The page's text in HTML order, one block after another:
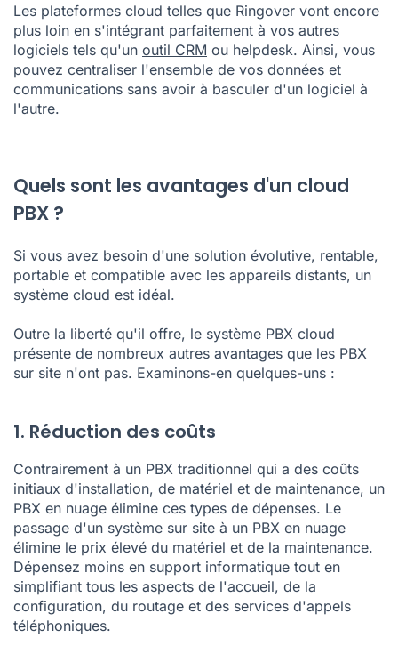
Les plateformes cloud telles que Ringover vont encore
plus loin en s'intégrant parfaitement à vos autres
logiciels tels qu'un outil CRM ou helpdesk. Ainsi, vous
pouvez centraliser l'ensemble de vos données et
communications sans avoir à basculer d'un logiciel à
l'autre.
Quels sont les avantages d'un cloud
PBX ?
Si vous avez besoin d'une solution évolutive, rentable,
portable et compatible avec les appareils distants, un
système cloud est idéal.
Outre la liberté qu'il offre, le système PBX cloud
présente de nombreux autres avantages que les PBX
sur site n'ont pas. Examinons-en quelques-uns :
1. Réduction des coûts
Contrairement à un PBX traditionnel qui a des coûts
initiaux d'installation, de matériel et de maintenance, un
PBX en nuage élimine ces types de dépenses. Le
passage d'un système sur site à un PBX en nuage
élimine le prix élevé du matériel et de la maintenance.
Dépensez moins en support informatique tout en
simplifiant tous les aspects de l'accueil, de la
configuration, du routage et des services d'appels
téléphoniques.